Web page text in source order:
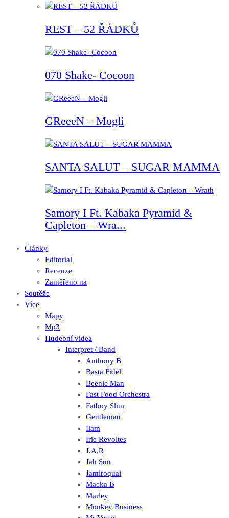
REST – 52 ŘÁDKŮ
070 Shake- Cocoon
GReeeN – Mogli
SANTA SALUT – SUGAR MAMMA
Samory I Ft. Kabaka Pyramid &
Capleton – Wra...
Články
Editorial
Recenze
Zaměřeno na
Soutěže
Více
Mapy
Mp3
Hudební videa
Interpret / Band
Anthony B
Basta Fidel
Beenie Man
Fast Food Orchestra
Fatboy Slim
Gentleman
Ilam
Irie Revoltes
J.A.R
Jah Sun
Jamiroquai
Macka B
Marley
Monkey Business